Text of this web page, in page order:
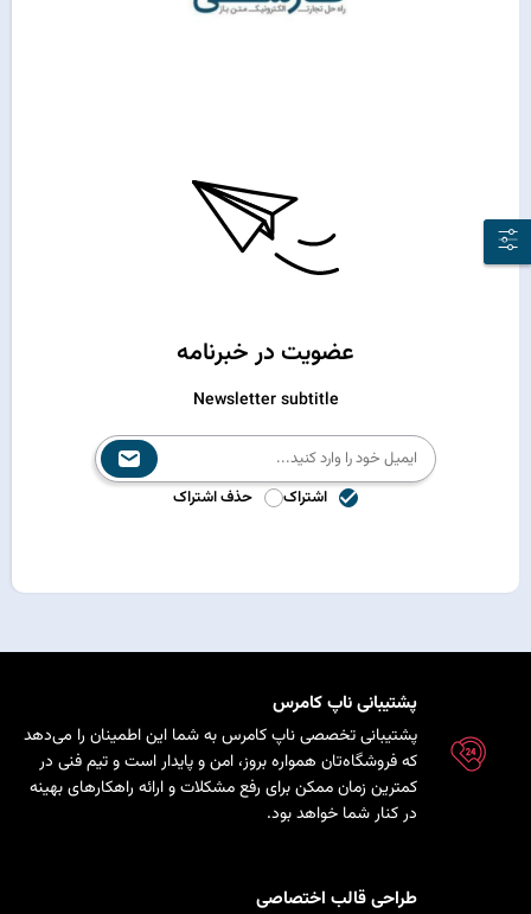
عضویت در خبرنامه
Newsletter subtitle
اشتراک حذف اشتراک
پشتیبانی ناپ کامرس
پشتیبانی تخصصی ناپ کامرس به شما این اطمینان را می‌دهد
که فروشگاه‌تان همواره بروز، امن و پایدار است و تیم فنی در
کمترین زمان ممکن برای رفع مشکلات و ارائه راهکارهای بهینه
در کنار شما خواهد بود.
طراحی قالب اختصاصی